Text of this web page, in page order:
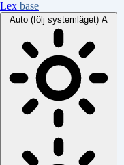
Lex base
Auto (följ systemläget) A